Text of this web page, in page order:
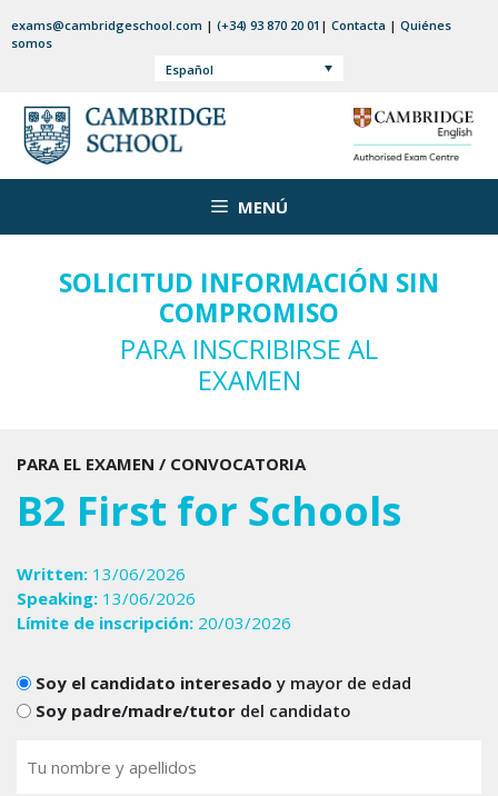
al
exams@cambridgeschool.com | (+34) 93 870 20 01 | Contacta | Quiénes
somos
Español
MENÚ
SOLICITUD INFORMACIÓN SIN
COMPROMISO
PARA INSCRIBIRSE AL
EXAMEN
PARA EL EXAMEN / CONVOCATORIA
B2 First for Schools
Written: 13/06/2026
Speaking: 13/06/2026
Límite de inscripción: 20/03/2026
Candidats
Soy el candidato interesado y mayor de edad
Soy padre/madre/tutor del candidato
nombre(Obligatorio)